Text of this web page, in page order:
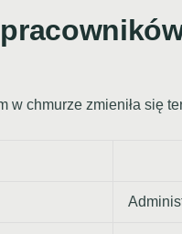
w chmurze zmieniła się